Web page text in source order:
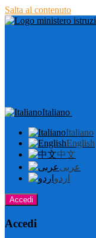
Salta al contenuto
Italiano
Italiano
English
中文
عربى
اردو
Accedi
Accedi